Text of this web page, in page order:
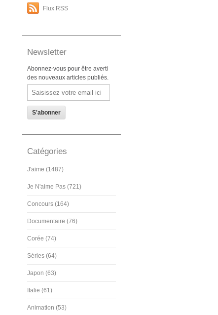
Flux RSS
Newsletter
Abonnez-vous pour être averti
des nouveaux articles publiés.
Email
Catégories
J'aime (1487)
Je N'aime Pas (721)
Concours (164)
Documentaire (76)
Corée (74)
Séries (64)
Japon (63)
Italie (61)
Animation (53)